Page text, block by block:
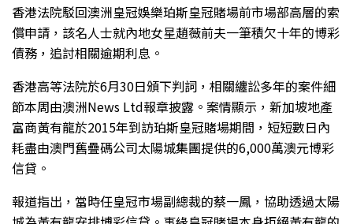
香港法院駁回澳洲皇冠娛樂珀斯皇冠賭場前市場部高層的索
償申請，該名人士就內地女星趙薇前夫一筆積欠十年的博彩
債務，追討相關逾期利息。
香港高等法院於6月30日頒下判詞，相關纏訟多年的案件細
節本周由澳洲News Ltd報章披露。案情顯示，新加坡地產
富商黃有龍於2015年到訪珀斯皇冠賭場期間，短短數日內
耗盡由澳門舊疊碼公司太陽城集團提供的6,000萬澳元博彩
信貸。
報道指出，當時任皇冠市場副總裁的蔡一鳳，協助透過太陽